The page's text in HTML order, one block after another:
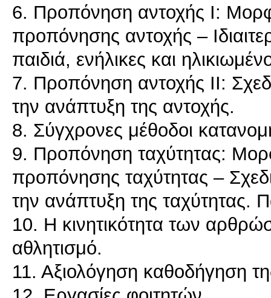
6. Προπόνηση αντοχής Ι:
προπόνησης αντοχής –
παιδιά, ενήλικες και
7. Προπόνηση αντοχής ΙΙ:
την ανάπτυξη της αντοχής.
8. Σύγχρονες μέθοδοι
9. Προπόνηση ταχύτητας:
προπόνησης ταχύτητας –
την ανάπτυξη της ταχύτητας.
10. Η κινητικότητα των
αθλητισμό.
11. Αξιολόγηση καθοδήγηση